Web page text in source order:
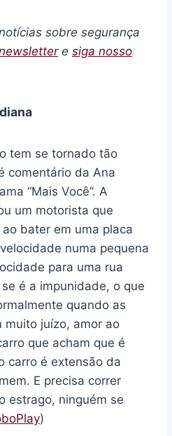
sobre segurança
e siga nosso
tem se tornado tão
comentário da Ana
“Mais Você”. A
um motorista que
bater em uma placa
numa pequena
para uma rua
é a impunidade, o que
quando as
muito juízo, amor ao
que acham que é
carro é extensão da
E precisa correr
estrago, ninguém se
)